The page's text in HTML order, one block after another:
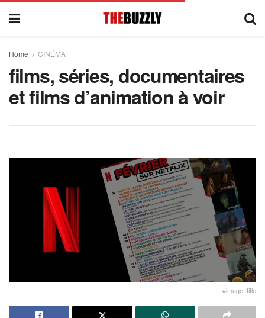
Home CINÉMA
films, séries, documentaires
et films d’animation à voir
#image_title